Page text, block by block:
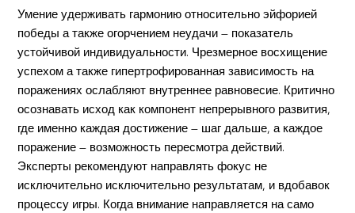
Умение удерживать гармонию относительно эйфорией
победы а также огорчением неудачи — показатель
устойчивой индивидуальности. Чрезмерное восхищение
успехом а также гипертрофированная зависимость на
поражениях ослабляют внутреннее равновесие. Критично
осознавать исход как компонент непрерывного развития,
где именно каждая достижение — шаг дальше, а каждое
поражение — возможность пересмотра действий.
Эксперты рекомендуют направлять фокус не
исключительно исключительно результатам, и вдобавок
процессу игры. Когда внимание направляется на само